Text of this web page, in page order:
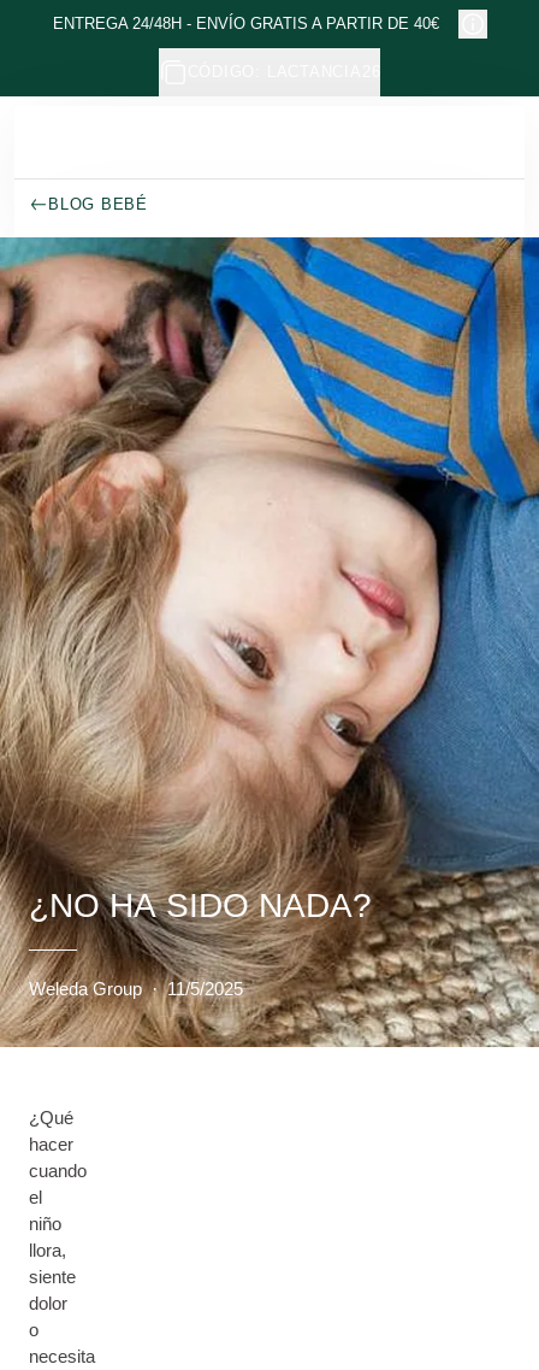
Ir al contenido principal
ENTREGA 24/48H - ENVÍO GRATIS A PARTIR DE 40€
BLOG BEBÉ
¿NO HA SIDO NADA?
Weleda Group · 11/5/2025
¿Qué
hacer
cuando
el
niño
llora,
siente
dolor
o
necesita